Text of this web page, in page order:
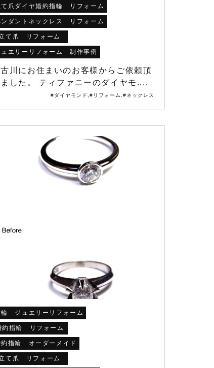
て爪ダイヤ婚約指輪 リフォーム
ンダントネックレス リフォーム
て爪 リフォーム
ュエリーリフォーム 制作事例
川にお住まいのお客様からご依頼頂
ました。 ティファニーのダイヤモ....
#ダイヤモンド ,#リフォーム ,#ネックレス
輪 ジュエリーリフォーム
約指輪 リフォーム
約指輪 オーダーメイド
て爪 リフォーム